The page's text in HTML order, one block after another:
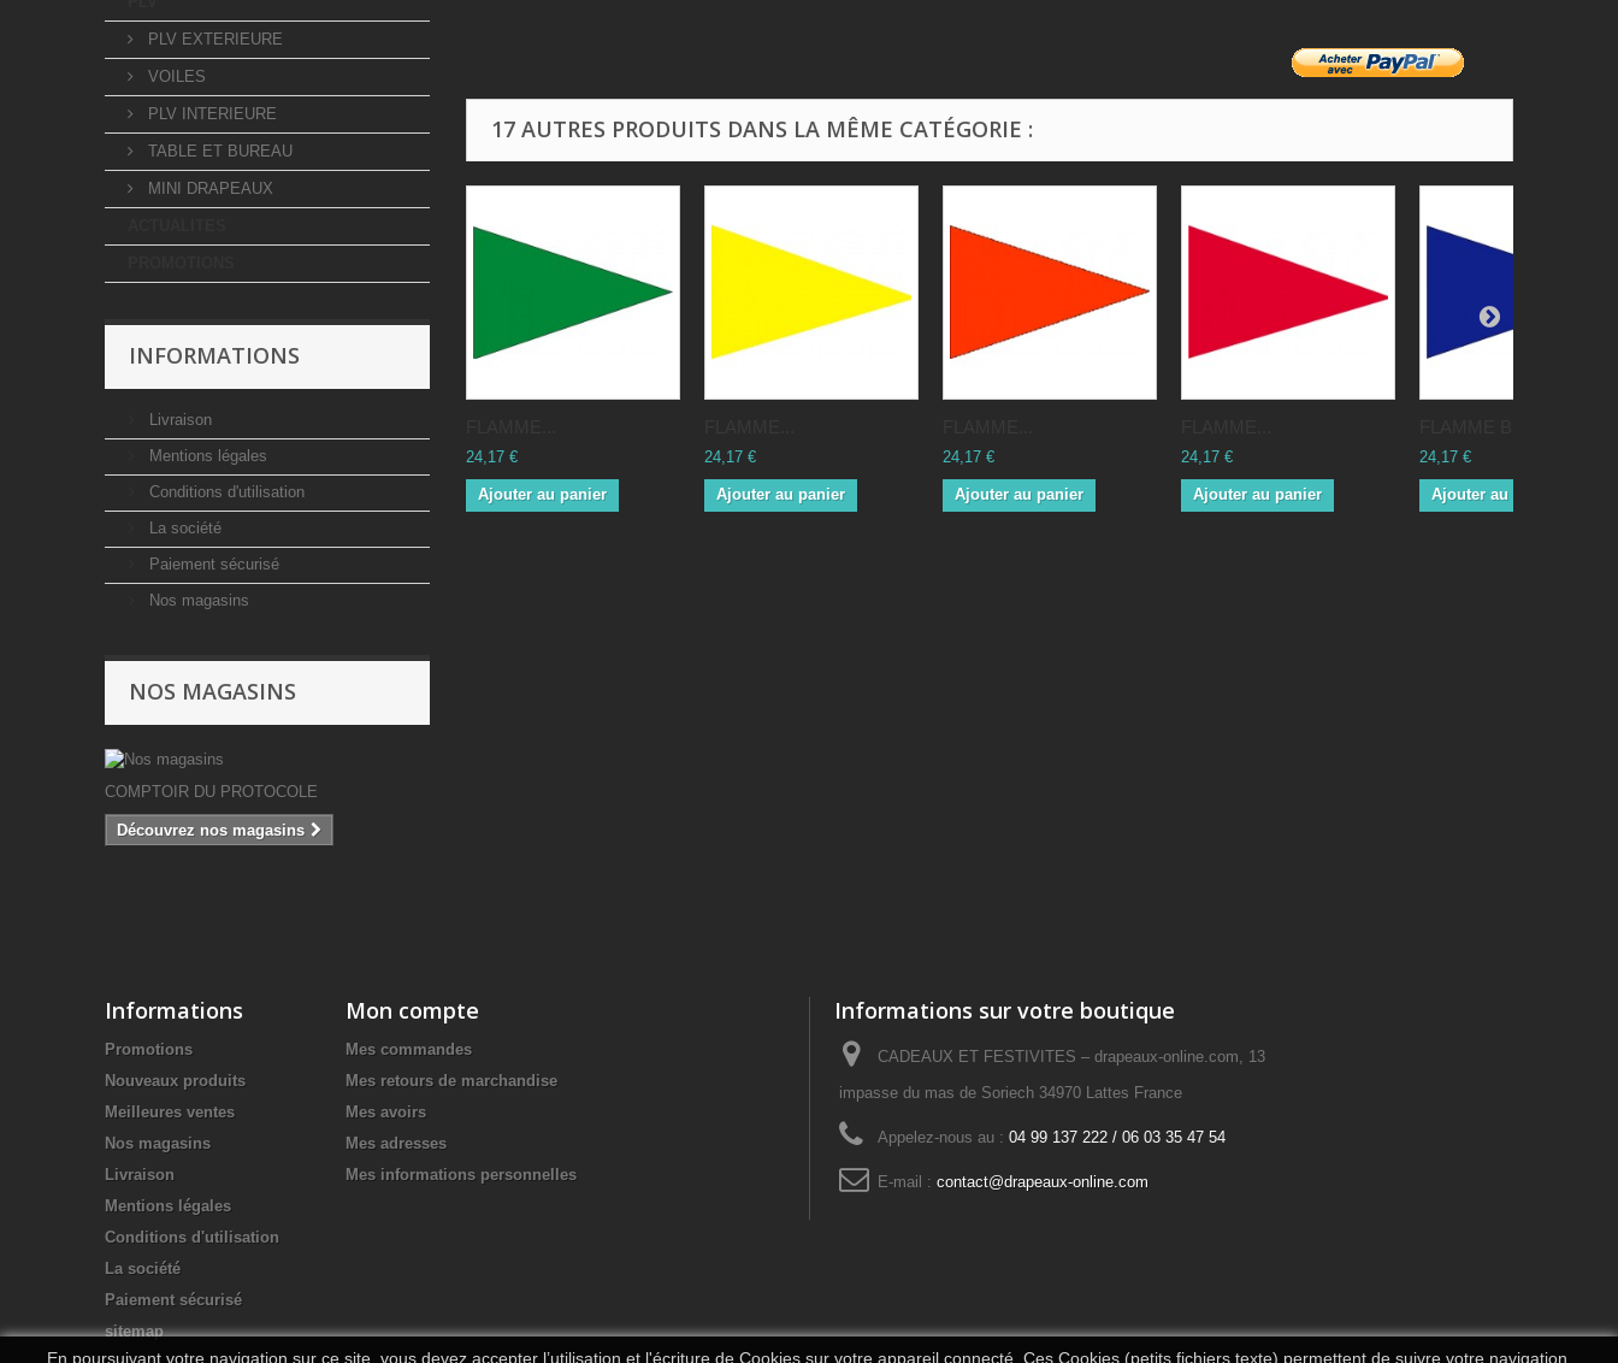
PLV EXTERIEURE
VOILES
PLV INTERIEURE
TABLE ET BUREAU
MINI DRAPEAUX
INFORMATIONS
Livraison
Mentions légales
Conditions d'utilisation
La société
Paiement sécurisé
Nos magasins
NOS MAGASINS
COMPTOIR DU PROTOCOLE
Découvrez nos magasins
17 AUTRES PRODUITS DANS LA MÊME CATÉGORIE :
24,17 €
Ajouter au panier
24,17 €
Ajouter au panier
24,17 €
Ajouter au panier
24,17 €
Ajouter au panier
24,17 €
Ajouter au panier
Informations
Promotions
Nouveaux produits
Meilleures ventes
Nos magasins
Livraison
Mentions légales
Conditions d'utilisation
La société
Paiement sécurisé
sitemap
Mon compte
Mes commandes
Mes retours de marchandise
Mes avoirs
Mes adresses
Mes informations personnelles
Informations sur votre boutique
CADEAUX ET FESTIVITES – drapeaux-online.com, 13
impasse du mas de Soriech 34970 Lattes France
Appelez-nous au : 04 99 137 222 / 06 03 35 47 54
E-mail : contact@drapeaux-online.com
En poursuivant votre navigation sur ce site, vous devez accepter l’utilisation et l'écriture de Cookies sur votre appareil connecté. Ces Cookies (petits fichiers texte) permettent de suivre votre navigation,